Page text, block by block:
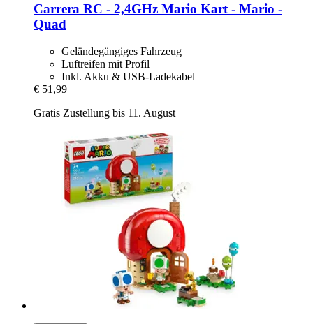
Carrera RC -​ 2,4GHz Mario Kart -​ Mario -​
Quad
Geländegängiges Fahrzeug
Luftreifen mit Profil
Inkl. Akku & USB-Ladekabel
€ 51,99
Gratis Zustellung bis 11. August